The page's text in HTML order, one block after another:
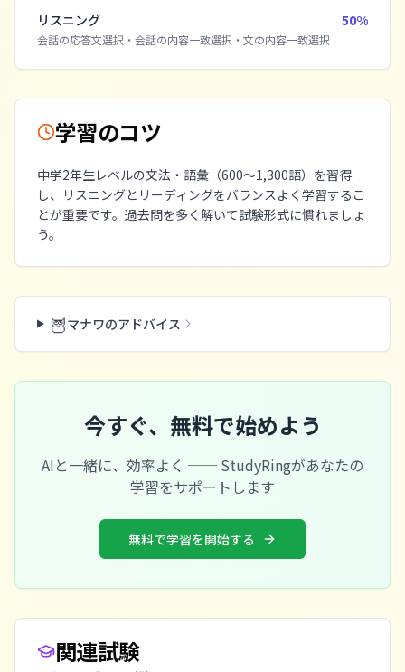
リスニング 50%
会話の応答文選択 ・ 会話の内容一致選択 ・ 文の内容一致選択
学習のコツ
中学2年生レベルの文法・語彙（600〜1,300語）を習得
し、リスニングとリーディングをバランスよく学習するこ
とが重要です。過去問を多く解いて試験形式に慣れましょ
う。
🦉マナワのアドバイス
今すぐ、無料で始めよう
AIと一緒に、効率よく ── StudyRingがあなたの
学習をサポートします
無料で学習を開始する
関連試験